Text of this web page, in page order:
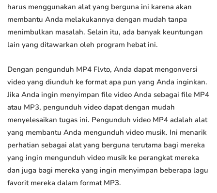
harus menggunakan alat yang berguna ini karena akan
membantu Anda melakukannya dengan mudah tanpa
menimbulkan masalah. Selain itu, ada banyak keuntungan
lain yang ditawarkan oleh program hebat ini.
Dengan pengunduh MP4 Flvto, Anda dapat mengonversi
video yang diunduh ke format apa pun yang Anda inginkan.
Jika Anda ingin menyimpan file video Anda sebagai file MP4
atau MP3, pengunduh video dapat dengan mudah
menyelesaikan tugas ini. Pengunduh video MP4 adalah alat
yang membantu Anda mengunduh video musik. Ini menarik
perhatian sebagai alat yang berguna terutama bagi mereka
yang ingin mengunduh video musik ke perangkat mereka
dan juga bagi mereka yang ingin menyimpan beberapa lagu
favorit mereka dalam format MP3.